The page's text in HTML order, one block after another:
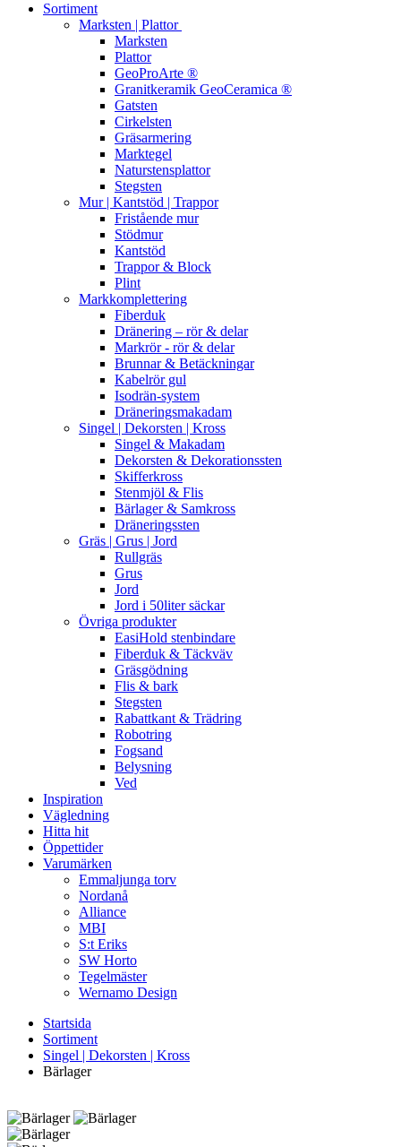
Sortiment
Marksten | Plattor
Marksten
Plattor
GeoProArte ®
Granitkeramik GeoCeramica ®
Gatsten
Cirkelsten
Gräsarmering
Marktegel
Naturstensplattor
Stegsten
Mur | Kantstöd | Trappor
Fristående mur
Stödmur
Kantstöd
Trappor & Block
Plint
Markkomplettering
Fiberduk
Dränering – rör & delar
Markrör - rör & delar
Brunnar & Betäckningar
Kabelrör gul
Isodrän-system
Dräneringsmakadam
Singel | Dekorsten | Kross
Singel & Makadam
Dekorsten & Dekorationssten
Skifferkross
Stenmjöl & Flis
Bärlager & Samkross
Dräneringssten
Gräs | Grus | Jord
Rullgräs
Grus
Jord
Jord i 50liter säckar
Övriga produkter
EasiHold stenbindare
Fiberduk & Täckväv
Gräsgödning
Flis & bark
Stegsten
Rabattkant & Trädring
Robotring
Fogsand
Belysning
Ved
Inspiration
Vägledning
Hitta hit
Öppettider
Varumärken
Emmaljunga torv
Nordanå
Alliance
MBI
S:t Eriks
SW Horto
Tegelmäster
Wernamo Design
Startsida
Sortiment
Singel | Dekorsten | Kross
Bärlager